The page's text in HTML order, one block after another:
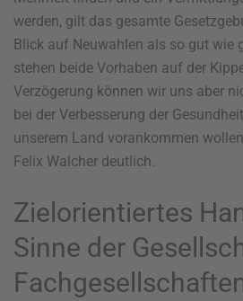
werden, gilt das gesamte
Blick auf Neuwahlen als so gut wie
stehen beide Vorhaben auf der
Verzögerung können wir uns aber
bei der Verbesserung der
unserem Land vorankommen
Felix Walcher deutlich.
Zielorientiertes
Sinne der